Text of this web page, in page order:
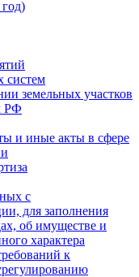
систем
земельных участков
РФ
и иные акты в сфере
с
для заполнения
об имуществе и
характера
к